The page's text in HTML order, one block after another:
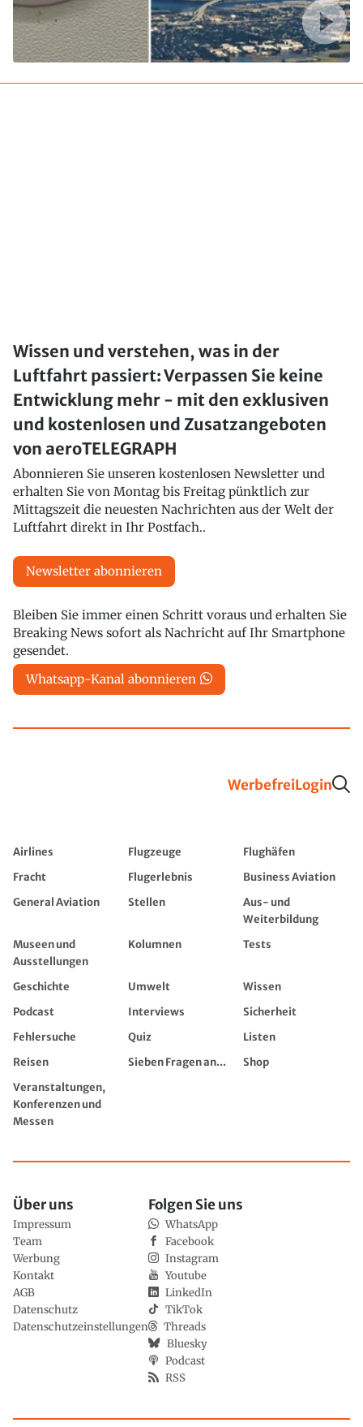
Wissen und verstehen, was in der
Luftfahrt passiert: Verpassen Sie keine
Entwicklung mehr - mit den exklusiven
und kostenlosen und Zusatzangeboten
von aeroTELEGRAPH
Abonnieren Sie unseren kostenlosen Newsletter und
erhalten Sie von Montag bis Freitag pünktlich zur
Mittagszeit die neuesten Nachrichten aus der Welt der
Luftfahrt direkt in Ihr Postfach..
Newsletter abonnieren
Bleiben Sie immer einen Schritt voraus und erhalten Sie
Breaking News sofort als Nachricht auf Ihr Smartphone
gesendet.
Whatsapp-Kanal abonnieren
WerbefreiLogin
Airlines Flugzeuge
Flughäfen
Fracht
Flugerlebnis
Business Aviation
General Aviation
Stellen
Aus- und
Weiterbildung
Museen und
Ausstellungen
Kolumnen Tests
Geschichte Umwelt
Wissen
Podcast
Interviews
Sicherheit
Fehlersuche
Quiz
Listen
Reisen
Sieben Fragen an...
Shop
Veranstaltungen,
Konferenzen und
Messen
Über uns
Impressum
Team
Werbung
Kontakt
AGB
Datenschutz
Datenschutzeinstellungen
Folgen Sie uns
WhatsApp
Facebook
Instagram
Youtube
LinkedIn
TikTok
Threads
Bluesky
Podcast
RSS